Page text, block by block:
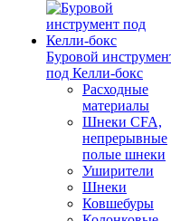
Буровой
под Келли-бокс
Расходные
материалы
Шнеки CFA,
непрерывные
полые шнеки
Уширители
Шнеки
Ковшебуры